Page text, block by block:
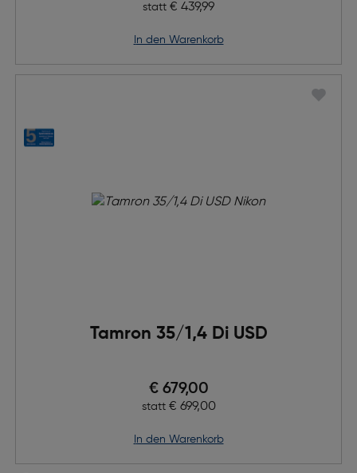
statt Ursprünglicher Preis
€ 439,99
in den Warenkorb
Tamron 35/1,4 Di USD
Preis nach Rabatts
€ 679,00
statt Ursprünglicher Preis
€ 699,00
in den Warenkorb